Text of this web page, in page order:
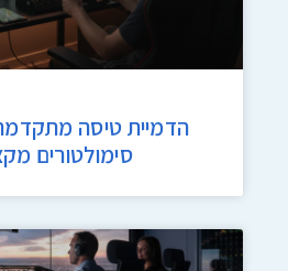
הדמיית טיסה
סימולטורים